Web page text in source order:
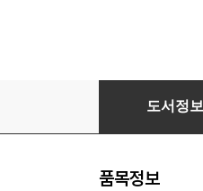
바로 매출이 오
도서정보
품목정보